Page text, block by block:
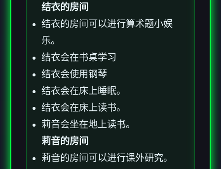
结衣的房间
结衣的房间可以进行算术题小娱
乐。
结衣会在书桌学习
结衣会使用钢琴
结衣会在床上睡眠。
结衣会在床上读书。
莉音会坐在地上读书。
莉音的房间
莉音的房间可以进行课外研究。